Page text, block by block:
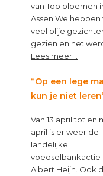
van Top bloemen
Assen.We
veel blije
gezien en het
Lees meer...
van
“Op een lege
kun je niet
Van 13 april tot en
april is er weer de
landelijke
voedselbankactie
Albert Heijn. Ook